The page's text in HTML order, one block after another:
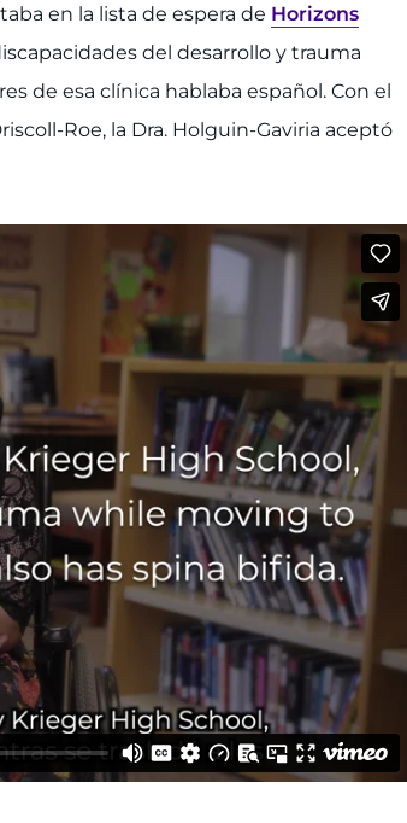
en la lista de espera de Horizons
del desarrollo y trauma
de esa clínica hablaba español. Con el
Roe, la Dra. Holguin-Gaviria aceptó